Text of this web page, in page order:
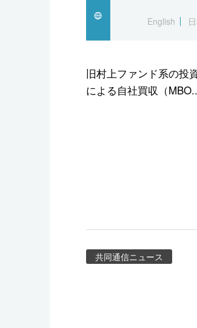
スポーツ・東京2020English
旧村上ファンド系の投
による自社買収（
共同通信ニュース